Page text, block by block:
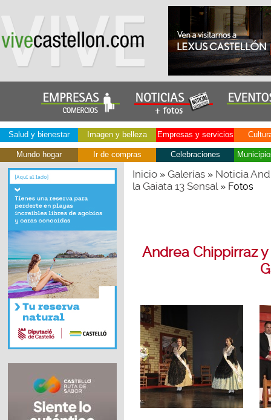
Salud y bienestar Imagen y belleza Empresas y servicios
Mundo hogar Ir de compras Celebraciones
Inicio» Galerías» Noticia
la Gaiata 13 Sensal» Fotos
Andrea Chippirraz